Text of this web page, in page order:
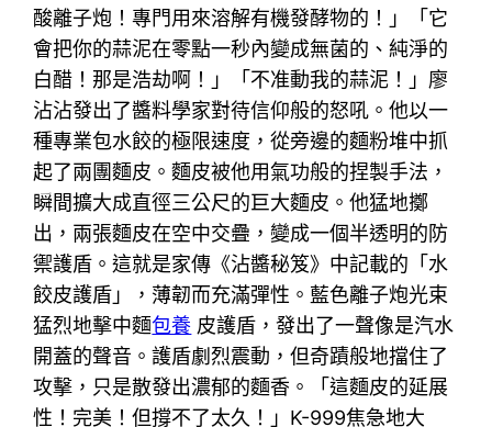
酸離子炮！專門用來溶解有機發酵物的！」「它
會把你的蒜泥在零點一秒內變成無菌的、純淨的
白醋！那是浩劫啊！」「不准動我的蒜泥！」廖
沾沾發出了醬料學家對待信仰般的怒吼。他以一
種專業包水餃的極限速度，從旁邊的麵粉堆中抓
起了兩團麵皮。麵皮被他用氣功般的捏製手法，
瞬間擴大成直徑三公尺的巨大麵皮。他猛地擲
出，兩張麵皮在空中交疊，變成一個半透明的防
禦護盾。這就是家傳《沾醬秘笈》中記載的「水
餃皮護盾」，薄韌而充滿彈性。藍色離子炮光束
猛烈地擊中麵包養 皮護盾，發出了一聲像是汽水
開蓋的聲音。護盾劇烈震動，但奇蹟般地擋住了
攻擊，只是散發出濃郁的麵香。「這麵皮的延展
性！完美！但撐不了太久！」K-999焦急地大